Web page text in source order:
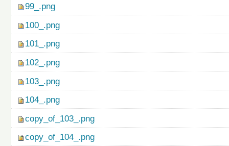
99_.png
100_.png
101_.png
102_.png
103_.png
104_.png
copy_of_103_.png
copy_of_104_.png